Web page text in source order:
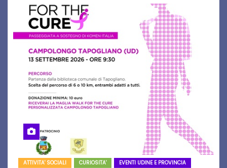
ATTIVITA' SOCIALI CURIOSITA' EVENTI UDINE E PROVINCIA